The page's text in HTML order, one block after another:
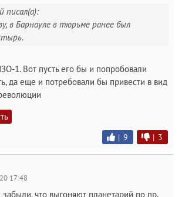
писал(а):
в Барнауле в тюрьме ранее был
1. Вот пусть его бы и попробовали
да еще и потребовали бы привести в вид
| 9 | 3
17:48
что выгоняют планетарий по пр.